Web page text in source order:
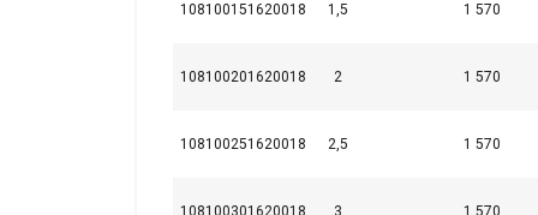
108100151620018 1,5 1 570
108100201620018 2 1 570
108100251620018 2,5 1 570
108100301620018 3 1 570
Būtinieji